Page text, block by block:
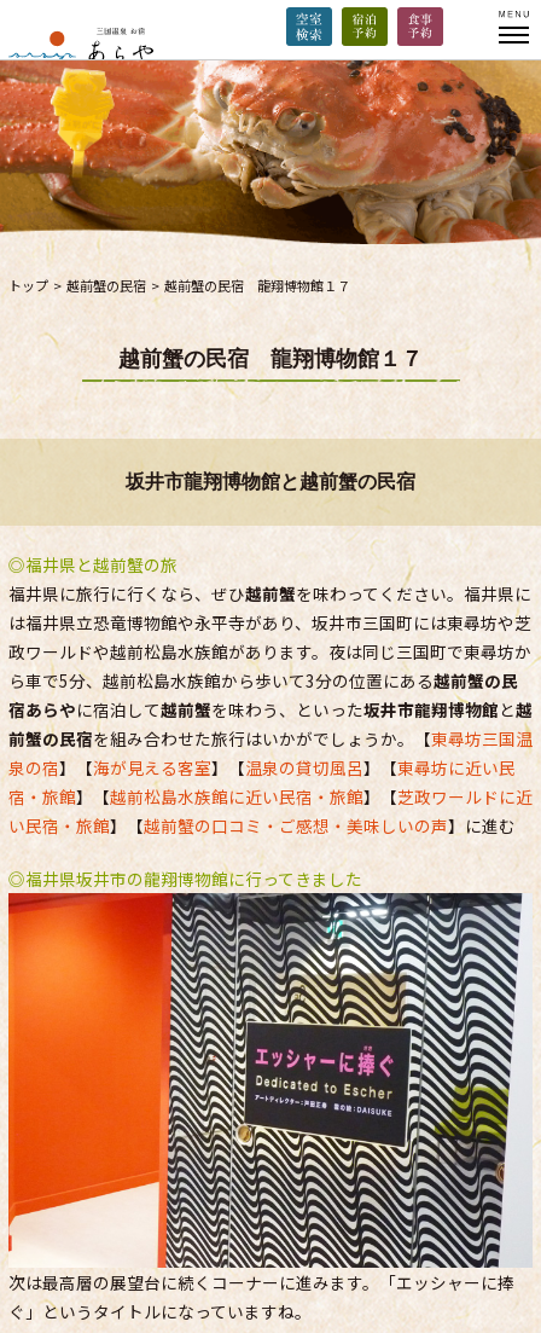
トップ >越前蟹の民宿 > 越前蟹の民宿 龍翔博物館１７
越前蟹の民宿 龍翔博物館１７
坂井市龍翔博物館と越前蟹の民宿
◎福井県と越前蟹の旅
福井県に旅行に行くなら、ぜひ越前蟹を味わってください。福井県に
は福井県立恐竜博物館や永平寺があり、坂井市三国町には東尋坊や芝
政ワールドや越前松島水族館があります。夜は同じ三国町で東尋坊か
ら車で5分、越前松島水族館から歩いて3分の位置にある越前蟹の民
宿あらやに宿泊して越前蟹を味わう、といった坂井市龍翔博物館 と越
前蟹の民宿を組み合わせた旅行はいかがでしょうか。【東尋坊三国温
泉の宿】【海が見える客室】【温泉の貸切風呂】【東尋坊に近い民
宿・旅館】【越前松島水族館に近い民宿・旅館】【芝政ワールドに近
い民宿・旅館】【越前蟹の口コミ・ご感想・美味しいの声】に進む
◎福井県坂井市の龍翔博物館に行ってきました
次は最高層の展望台に続くコーナーに進みます。「エッシャーに捧
ぐ」というタイトルになっていますね。